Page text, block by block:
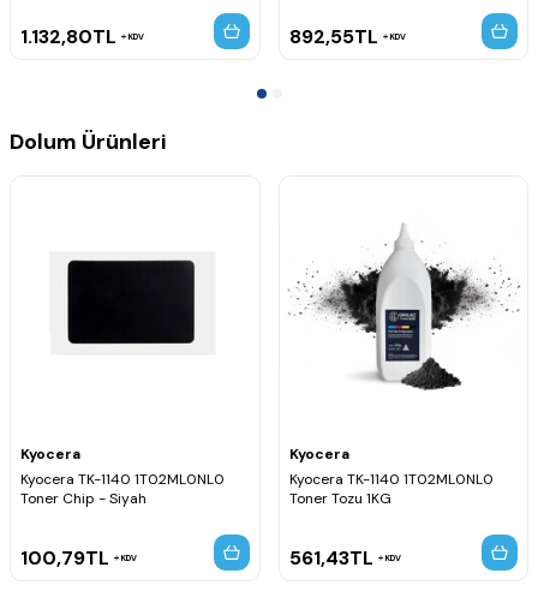
1.132,80TL KDV 892,55TL KDV
Dolum Ürünleri
Kyocera
Kyocera TK-1140 1T02ML0NL0
Toner Chip - Siyah
100,79TL KDV
Kyocera
Kyocera TK-1140 1T02ML0NL0
Toner Tozu 1KG
561,43TL KDV